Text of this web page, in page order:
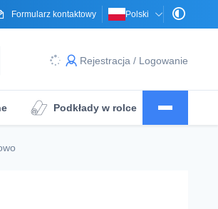
Formularz kontaktowy Polski
Rejestracja / Logowanie
Podkłady w rolce
pola operacyjnego